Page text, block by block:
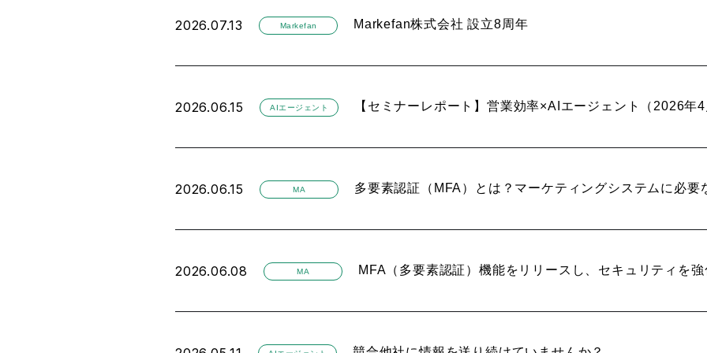
2026.07.13 Markefan Markefan株式会社 設立8周年
2026.06.15 AIエージェント 【セミナーレポート】営業効率×AIエージェント（2026年4
2026.06.15 MA 多要素認証（MFA）とは？マーケティングシステムに必要
2026.06.08 MA MFA（多要素認証）機能をリリースし、セキュリティを強